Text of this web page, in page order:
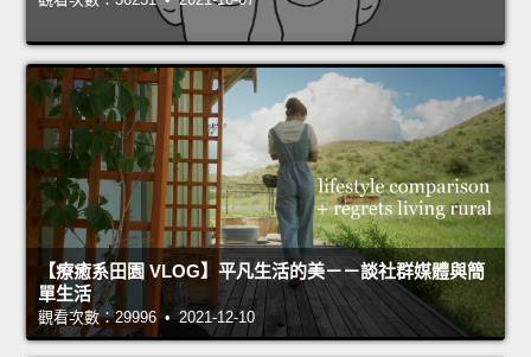
【療癒系田園 VLOG】平凡生活的美－－談社群媒體與簡
單生活
觀看次數：29996 • 2021-12-10